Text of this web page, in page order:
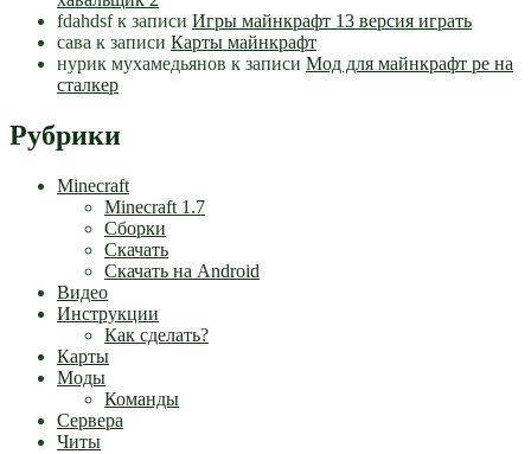
fdahdsfк записи Игры майнкрафт 13 версия играть
сава к записи Карты майнкрафт
нурик мухамедьянов к записи Мод для майнкрафт pe на
сталкер
Рубрики
Minecraft
Minecraft 1.7
Сборки
Скачать
Скачать на Android
Видео
Инструкции
Как сделать?
Карты
Моды
Команды
Сервера
Читы